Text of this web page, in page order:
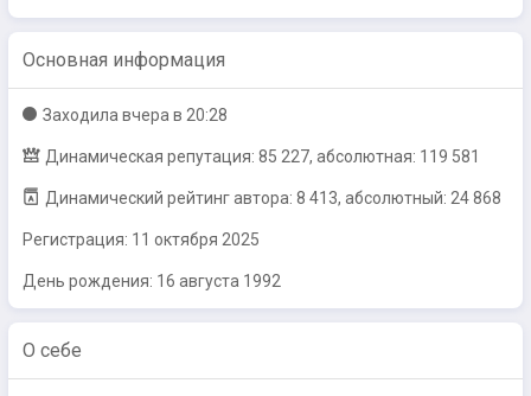
Основная информация
Заходилa вчера в 20:28
Динамическая репутация: 85 227, абсолютная: 119 581
Динамический рейтинг автора: 8 413, абсолютный: 24 868
Регистрация: 11 октября 2025
День рождения: 16 августа 1992
О себе